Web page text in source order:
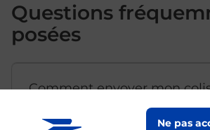
Ne pas
Questions
posées
Comment envoyer mon